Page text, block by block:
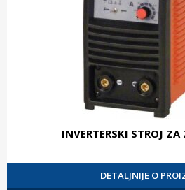
INVERTERSKI STROJ ZA
DETALJNIJE O